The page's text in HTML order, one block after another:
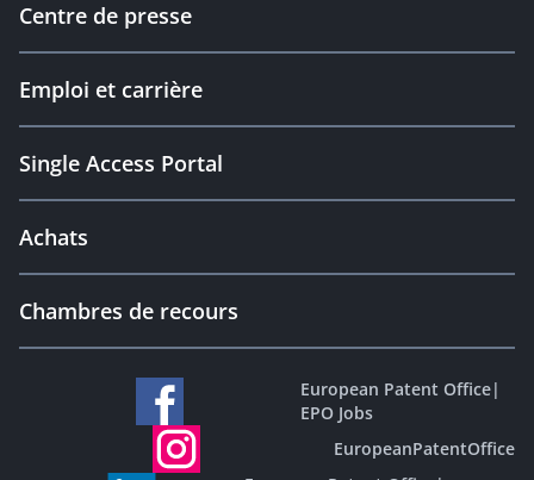
Centre de presse
Emploi et carrière
Single Access Portal
Achats
Chambres de recours
European Patent Office|
EPO Jobs
EuropeanPatentOffice